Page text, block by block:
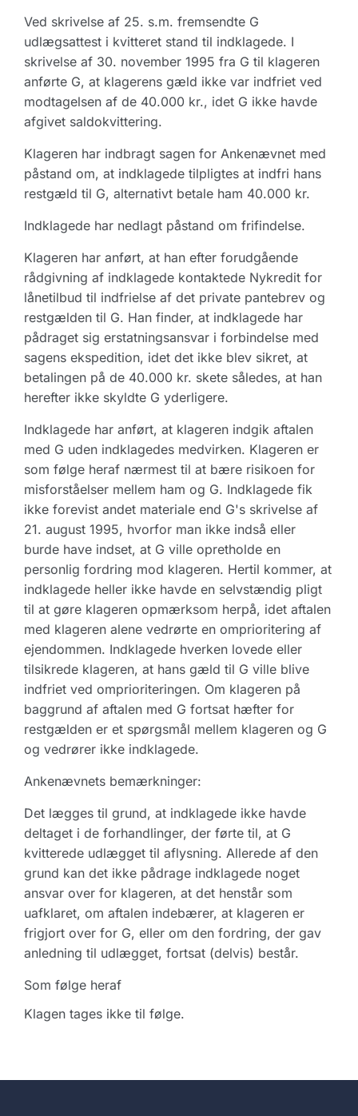
Ved skrivelse af 25. s.m. fremsendte G
udlægsattest i kvitteret stand til indklagede. I
skrivelse af 30. november 1995 fra G til klageren
anførte G, at klagerens gæld ikke var indfriet ved
modtagelsen af de 40.000 kr., idet G ikke havde
afgivet saldokvittering.
Klageren har indbragt sagen for Ankenævnet med
påstand om, at indklagede tilpligtes at indfri hans
restgæld til G, alternativt betale ham 40.000 kr.
Indklagede har nedlagt påstand om frifindelse.
Klageren har anført, at han efter forudgående
rådgivning af indklagede kontaktede Nykredit for
lånetilbud til indfrielse af det private pantebrev og
restgælden til G. Han finder, at indklagede har
pådraget sig erstatningsansvar i forbindelse med
sagens ekspedition, idet det ikke blev sikret, at
betalingen på de 40.000 kr. skete således, at han
herefter ikke skyldte G yderligere.
Indklagede har anført, at klageren indgik aftalen
med G uden indklagedes medvirken. Klageren er
som følge heraf nærmest til at bære risikoen for
misforståelser mellem ham og G. Indklagede fik
ikke forevist andet materiale end G's skrivelse af
21. august 1995, hvorfor man ikke indså eller
burde have indset, at G ville opretholde en
personlig fordring mod klageren. Hertil kommer, at
indklagede heller ikke havde en selvstændig pligt
til at gøre klageren opmærksom herpå, idet aftalen
med klageren alene vedrørte en omprioritering af
ejendommen. Indklagede hverken lovede eller
tilsikrede klageren, at hans gæld til G ville blive
indfriet ved omprioriteringen. Om klageren på
baggrund af aftalen med G fortsat hæfter for
restgælden er et spørgsmål mellem klageren og G
og vedrører ikke indklagede.
Ankenævnets bemærkninger:
Det lægges til grund, at indklagede ikke havde
deltaget i de forhandlinger, der førte til, at G
kvitterede udlægget til aflysning. Allerede af den
grund kan det ikke pådrage indklagede noget
ansvar over for klageren, at det henstår som
uafklaret, om aftalen indebærer, at klageren er
frigjort over for G, eller om den fordring, der gav
anledning til udlægget, fortsat (delvis) består.
Som følge heraf
Klagen tages ikke til følge.